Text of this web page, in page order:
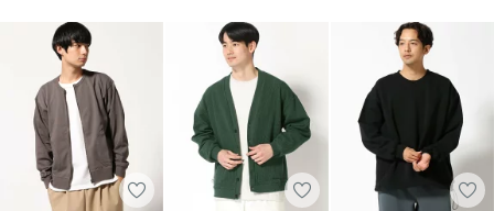
性別タイプ ユニセックス
原産国
素材
本体:コットン100%
リブ:コットン95%